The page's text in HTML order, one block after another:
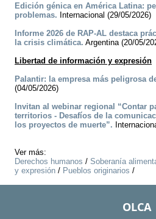
Edición génica en América Latina:
problemas. Internacional (29/05/2026)
Informe 2026 de RAP-AL destaca
la crisis climática. Argentina (20/05/
Libertad de información y expresión
Palantir: la empresa más peligrosa
(04/05/2026)
Invitan al webinar regional “Contar
territorios - Desafíos de la
los proyectos de muerte”.
Ver más:
Derechos humanos / Soberanía
y expresión / Pueblos originarios /
OLCA